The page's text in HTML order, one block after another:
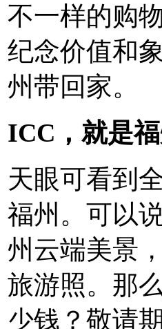
不一样的购
纪念价值和
州带回家。
ICC，就是
天眼可看到
福州。可以
州云端美景
旅游照。那
少钱？敬请